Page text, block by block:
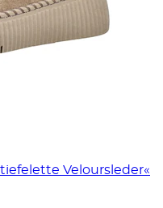
Veloursleder«